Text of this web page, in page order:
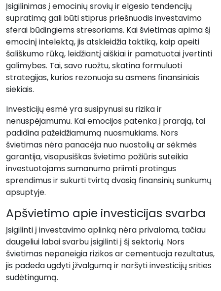
Įsigilinimas į emocinių srovių ir elgesio tendencijų
supratimą gali būti stiprus priešnuodis investavimo
sferai būdingiems stresoriams. Kai švietimas apima šį
emocinį intelektą, jis atskleidžia taktiką, kaip apeiti
šališkumo rūką, leidžiantį aiškiai ir pamatuotai įvertinti
galimybes. Tai, savo ruožtu, skatina formuluoti
strategijas, kurios rezonuoja su asmens finansiniais
siekiais.
Investicijų esmė yra susipynusi su rizika ir
nenuspėjamumu. Kai emocijos patenka į prarają, tai
padidina pažeidžiamumą nuosmukiams. Nors
švietimas nėra panacėja nuo nuostolių ar sėkmės
garantija, visapusiškas švietimo požiūris suteikia
investuotojams sumanumo priimti protingus
sprendimus ir sukurti tvirtą dvasią finansinių sunkumų
apsuptyje.
Apšvietimo apie investicijas svarba
Įsigilinti į investavimo aplinką nėra privaloma, tačiau
daugeliui labai svarbu įsigilinti į šį sektorių. Nors
švietimas nepaneigia rizikos ar cementuoja rezultatus,
jis padeda ugdyti įžvalgumą ir naršyti investicijų srities
sudėtingumą.